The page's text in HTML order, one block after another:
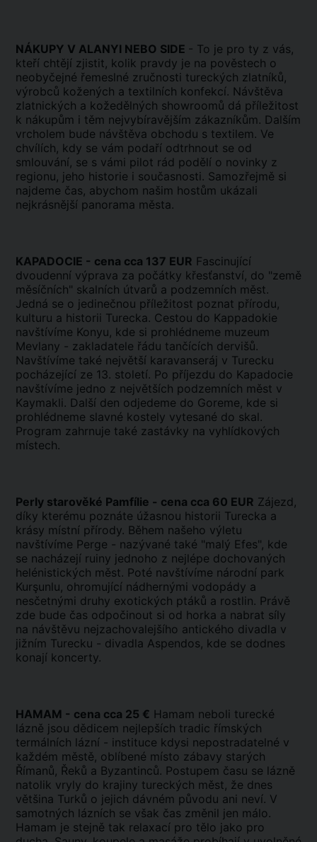
NÁKUPY V ALANYI NEBO SIDE - To je pro ty z vás,
kteří chtějí zjistit, kolik pravdy je na pověstech o
neobyčejné řemeslné zručnosti tureckých zlatníků,
výrobců kožených a textilních konfekcí. Návštěva
zlatnických a kožedělných showroomů dá příležitost
k nákupům i těm nejvybíravějším zákazníkům. Dalším
vrcholem bude návštěva obchodu s textilem. Ve
chvílích, kdy se vám podaří odtrhnout se od
smlouvání, se s vámi pilot rád podělí o novinky z
regionu, jeho historie i současnosti. Samozřejmě si
najdeme čas, abychom našim hostům ukázali
nejkrásnější panorama města.
KAPADOCIE - cena cca 137 EUR Fascinující
dvoudenní výprava za počátky křesťanství, do "země
měsíčních" skalních útvarů a podzemních měst.
Jedná se o jedinečnou příležitost poznat přírodu,
kulturu a historii Turecka. Cestou do Kappadokie
navštívíme Konyu, kde si prohlédneme muzeum
Mevlany - zakladatele řádu tančících dervišů.
Navštívíme také největší karavanseráj v Turecku
pocházející ze 13. století. Po příjezdu do Kapadocie
navštívíme jedno z největších podzemních měst v
Kaymakli. Další den odjedeme do Goreme, kde si
prohlédneme slavné kostely vytesané do skal.
Program zahrnuje také zastávky na vyhlídkových
místech.
Perly starověké Pamfílie - cena cca 60 EUR Zájezd,
díky kterému poznáte úžasnou historii Turecka a
krásy místní přírody. Během našeho výletu
navštívíme Perge - nazývané také "malý Efes", kde
se nacházejí ruiny jednoho z nejlépe dochovaných
helénistických měst. Poté navštívíme národní park
Kurşunlu, ohromující nádhernými vodopády a
nesčetnými druhy exotických ptáků a rostlin. Právě
zde bude čas odpočinout si od horka a nabrat síly
na návštěvu nejzachovalejšího antického divadla v
jižním Turecku - divadla Aspendos, kde se dodnes
konají koncerty.
HAMAM - cena cca 25 € Hamam neboli turecké
lázně jsou dědicem nejlepších tradic římských
termálních lázní - instituce kdysi nepostradatelné v
každém městě, oblíbené místo zábavy starých
Římanů, Řeků a Byzantinců. Postupem času se lázně
natolik vryly do krajiny tureckých měst, že dnes
většina Turků o jejich dávném původu ani neví. V
samotných lázních se však čas změnil jen málo.
Hamam je stejně tak relaxací pro tělo jako pro